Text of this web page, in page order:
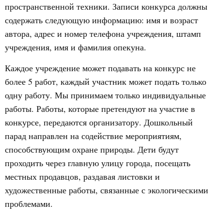
пространственной техники. Записи конкурса должны
содержать следующую информацию: имя и возраст
автора, адрес и номер телефона учреждения, штамп
учреждения, имя и фамилия опекуна.
Каждое учреждение может подавать на конкурс не
более 5 работ, каждый участник может подать только
одну работу. Мы принимаем только индивидуальные
работы. Работы, которые претендуют на участие в
конкурсе, передаются организатору. Дошкольный
парад направлен на содействие мероприятиям,
способствующим охране природы. Дети будут
проходить через главную улицу города, посещать
местных продавцов, раздавая листовки и
художественные работы, связанные с экологическими
проблемами.